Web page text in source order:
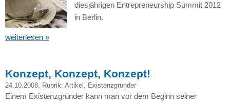
diesjährigen Entrepreneurship Summit 2012
in Berlin.
weiterlesen »
Konzept, Konzept, Konzept!
24.10.2008, Rubrik: Artikel Existenzgründer
Einem Existenzgründer kann man vor dem Beginn seiner